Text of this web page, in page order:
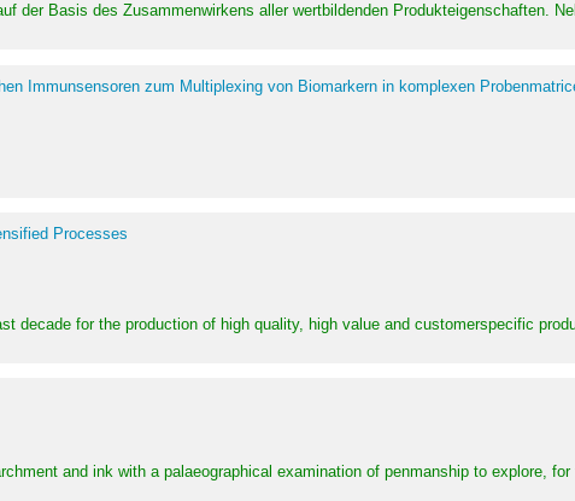
der Basis des Zusammenwirkens aller wertbildenden Produkteigenschaften.
Immunsensoren zum Multiplexing von Biomarkern in komplexen
Processes
decade for the production of high quality, high value and customerspecific
and ink with a palaeographical examination of penmanship to explore,